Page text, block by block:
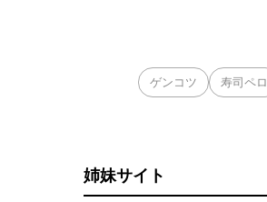
ゲンコツ 寿司ペロ
姉妹サイト